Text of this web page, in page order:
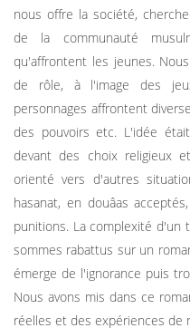
nous offre la société,
de la communauté
qu'affrontent les jeunes.
de rôle, à l'image des
personnages affrontent
des pouvoirs etc. L'idée
devant des choix religieux
orienté vers d'autres
hasanat, en douâas
punitions. La complexité d'un
sommes rabattus sur un
émerge de l'ignorance puis
Nous avons mis dans ce
réelles et des expériences